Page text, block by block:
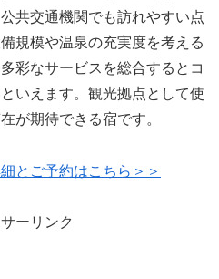
共交通機関でも訪れやすい点
規模や温泉の充実度を考える
彩なサービスを総合するとコ
いえます。観光拠点として使
が期待できる宿です。
とご予約はこちら＞＞
ーリンク